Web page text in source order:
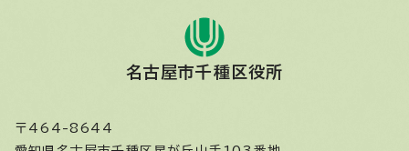
名古屋市千種区役所
〒464-8644